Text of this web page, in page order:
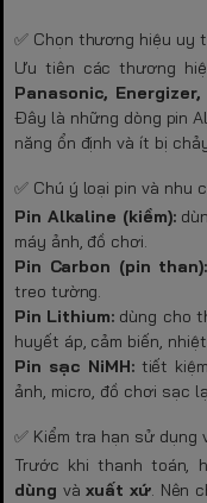
✅ Chọn thương hiệu uy
Ưu tiên các thương
Panasonic,
Đây là những dòng pin
năng ổn định và ít bị
✅ Chú ý loại pin và nhu
Pin Alkaline (kiềm):
máy ảnh, đồ chơi.
Pin Carbon (pin than):
treo tường.
Pin Lithium:dùng cho
huyết áp, cảm biến,
Pin sạc NiMH:tiết
ảnh, micro, đồ chơi sạc
✅ Kiểm tra hạn sử dụng
Trước khi thanh toán,
dùng vàxuất xứ. Nên